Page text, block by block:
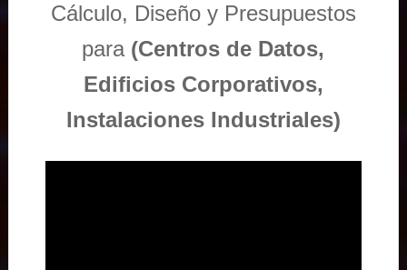
Cálculo, Diseño y Presupuestos
para (Centros de Datos,
Edificios Corporativos,
Instalaciones Industriales)